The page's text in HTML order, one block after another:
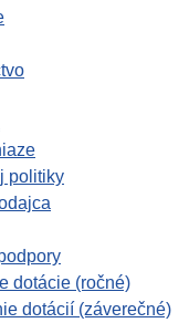
politiky
dotácie (ročné)
dotácií (záverečné)